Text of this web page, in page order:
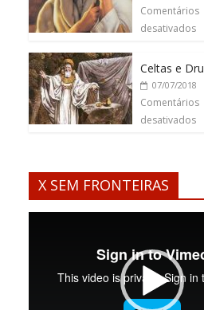
Comentários
desativados
Celtas e
07/07/2018
Comentários
desativados
X SEM FRONTEIRAS